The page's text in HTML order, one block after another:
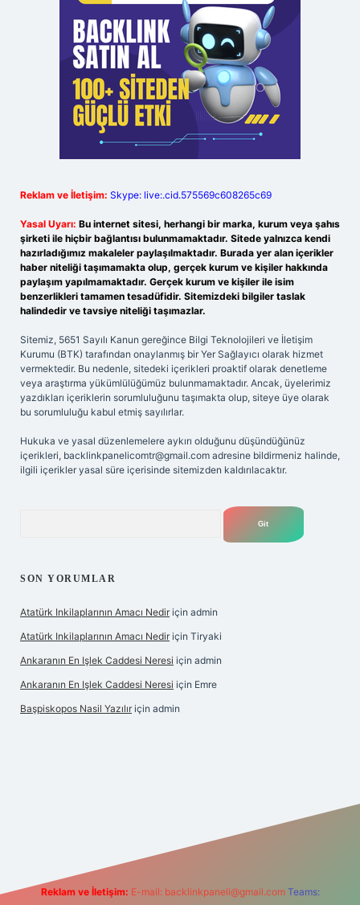
Reklam ve İletişim: Skype: live:.cid.575569c608265c69
Yasal Uyarı: Bu internet sitesi, herhangi bir marka, kurum veya şahıs
şirketi ile hiçbir bağlantısı bulunmamaktadır. Sitede yalnızca kendi
hazırladığımız makaleler paylaşılmaktadır. Burada yer alan içerikler
haber niteliği taşımamakta olup, gerçek kurum ve kişiler hakkında
paylaşım yapılmamaktadır. Gerçek kurum ve kişiler ile isim
benzerlikleri tamamen tesadüfidir. Sitemizdeki bilgiler taslak
halindedir ve tavsiye niteliği taşımazlar.
Sitemiz, 5651 Sayılı Kanun gereğince Bilgi Teknolojileri ve İletişim
Kurumu (BTK) tarafından onaylanmış bir Yer Sağlayıcı olarak hizmet
vermektedir. Bu nedenle, sitedeki içerikleri proaktif olarak denetleme
veya araştırma yükümlülüğümüz bulunmamaktadır. Ancak, üyelerimiz
yazdıkları içeriklerin sorumluluğunu taşımakta olup, siteye üye olarak
bu sorumluluğu kabul etmiş sayılırlar.
Hukuka ve yasal düzenlemelere aykırı olduğunu düşündüğünüz
içerikleri, backlinkpanelicomtr@gmail.com adresine bildirmeniz halinde,
ilgili içerikler yasal süre içerisinde sitemizden kaldırılacaktır.
SON YORUMLAR
Atatürk Inkilaplarının Amacı Nedir için admin
Atatürk Inkilaplarının Amacı Nedir için Tiryaki
Ankaranın En Işlek Caddesi Neresi için admin
Ankaranın En Işlek Caddesi Neresi için Emre
Başpiskopos Nasil Yazılır için admin
Reklam ve İletişim: E-mail: backlinkpaneli@gmail.com Teams: